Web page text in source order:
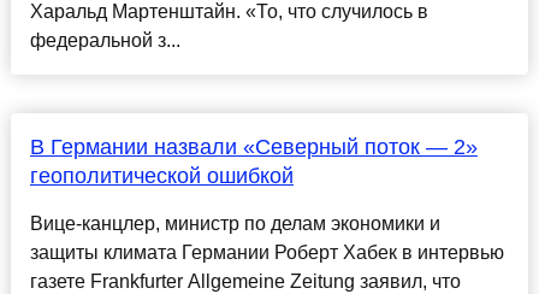
Харальд Мартенштайн. «То, что случилось в
федеральной з...
В Германии назвали «Северный поток — 2»
геополитической ошибкой
Вице-канцлер, министр по делам экономики и
защиты климата Германии Роберт Хабек в интервью
газете Frankfurter Allgemeine Zeitung заявил, что